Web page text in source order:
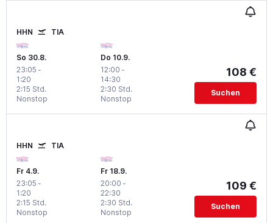
HHN TIA
So 30.8.
23:05 -
1:20
Nonstop
2:15 Std.
Do 10.9.
12:00 -
14:30
Nonstop
2:30 Std.
108 €
Suchen
HHN TIA
Fr 4.9.
23:05 -
1:20
Nonstop
2:15 Std.
Fr 18.9.
20:00 -
22:30
Nonstop
2:30 Std.
109 €
Suchen